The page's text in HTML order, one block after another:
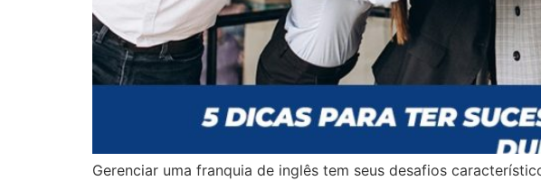
Gerenciar uma franquia de inglês tem seus desafios